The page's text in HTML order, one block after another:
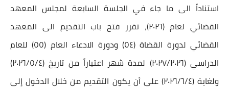
استناداً الى ما جاء في الجلسة السابعة لمجلس المعهد
القضائي لعام (٢٠٢٦)، تقرر فتح باب التقديم الى المعهد
القضائي لدورة القضاة (٥٤) ودورة الادعاء العام (٥٥) للعام
الدراسي (٢٠٢٧/٢٠٢٦) لمدة شهر اعتباراً من تاريخ (٢٠٢٦/٥/٤)
ولغاية (٢٠٢٦/٦/٤) على أن يكون التقديم من خلال الدخول إلى